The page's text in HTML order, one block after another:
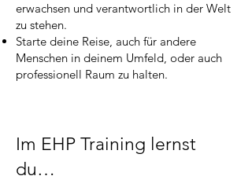
erwachsen und verantwortlich in der Welt
zu stehen.
Starte deine Reise, auch für andere
Menschen in deinem Umfeld, oder auch
professionell Raum zu halten.
Im EHP Training lernst
du…